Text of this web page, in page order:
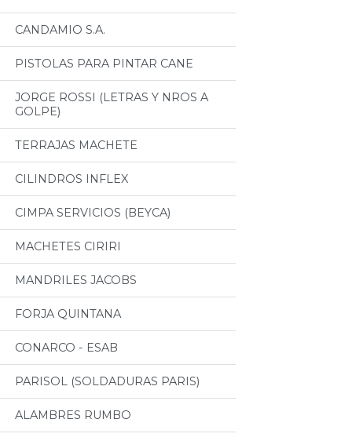
CANDAMIO S.A.
PISTOLAS PARA PINTAR CANE
JORGE ROSSI (LETRAS Y NROS A
GOLPE)
TERRAJAS MACHETE
CILINDROS INFLEX
CIMPA SERVICIOS (BEYCA)
MACHETES CIRIRI
MANDRILES JACOBS
FORJA QUINTANA
CONARCO - ESAB
PARISOL (SOLDADURAS PARIS)
ALAMBRES RUMBO